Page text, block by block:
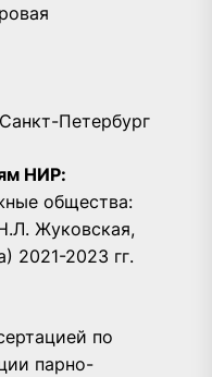
Петербург
НИР:
общества:
Жуковская,
2021-2023 гг.
по
парно-